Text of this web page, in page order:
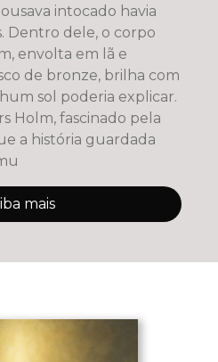
intocado havia
Dentro dele, o corpo
envolta em lã e
de bronze, brilha com
sol poderia explicar.
Holm, fascinado pela
a história guardada
mais